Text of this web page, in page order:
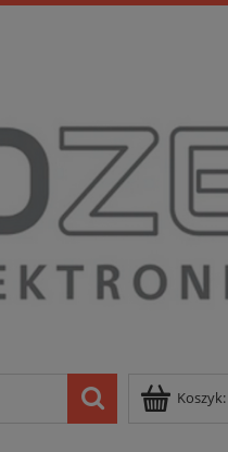
Koszyk: